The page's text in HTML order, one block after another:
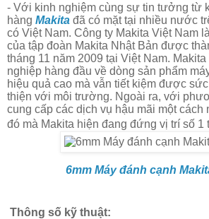
- Với kinh nghiệm cùng sự tin tưởng từ
hàng Makita đã có mặt tại nhiều nước
có Việt Nam. Công ty Makita Việt Nam
của tập đoàn Makita Nhật Bản được
tháng 11 năm 2009 tại Việt Nam.
nghiệp hàng đầu về dòng sản phẩm
hiệu quả cao mà vẫn tiết kiệm được
thiện với môi trường. Ngoài ra, với
cung cấp các dịch vụ hậu mãi một cách
đó mà Makita hiện đang đứng vị trí số 1
6mm Máy đánh cạnh
Thông số kỹ thuật: